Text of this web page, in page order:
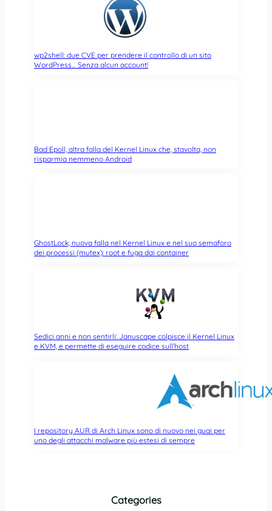
wp2shell: due CVE per prendere il controllo di un sito
WordPress… Senza alcun account!
Bad Epoll, altra falla del Kernel Linux che, stavolta, non
risparmia nemmeno Android
GhostLock, nuova falla nel Kernel Linux e nel suo semaforo
dei processi (mutex): root e fuga dai container
Sedici anni e non sentirli: Januscape colpisce il Kernel Linux
e KVM, e permette di eseguire codice sull’host
I repository AUR di Arch Linux sono di nuovo nei guai per
uno degli attacchi malware più estesi di sempre
Categories